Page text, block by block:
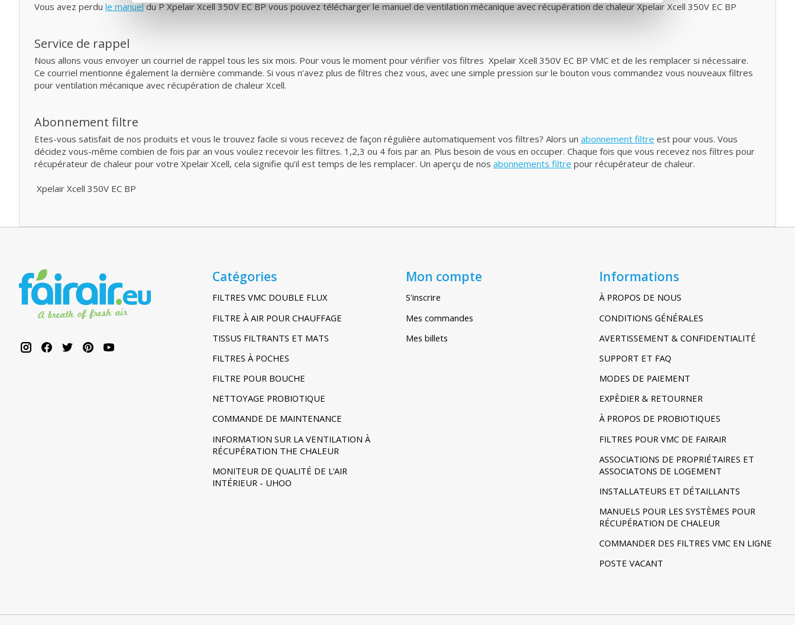
Vous avez perdu le manueldu P Xpelair Xcell 350V EC BP vous pouvez télécharger le manuel de ventilation mécanique avec récupération de chaleur Xpelair Xcell 350V EC BP
Service de rappel
Nous allons vous envoyer un courriel de rappel tous les six mois. Pour vous le moment pour vérifier vos filtres Xpelair Xcell 350V EC BP VMC et de les remplacer si nécessaire.
Ce courriel mentionne également la dernière commande. Si vous n’avez plus de filtres chez vous, avec une simple pression sur le bouton vous commandez vous nouveaux filtres
pour ventilation mécanique avec récupération de chaleur Xcell.
Abonnement filtre
Etes-vous satisfait de nos produits et vous le trouvez facile si vous recevez de façon régulière automatiquement vos filtres? Alors un abonnement filtre est pour vous. Vous
décidez vous-même combien de fois par an vous voulez recevoir les filtres. 1,2,3 ou 4 fois par an. Plus besoin de vous en occuper. Chaque fois que vous recevez nos filtres pour
récupérateur de chaleur pour votre Xpelair Xcell, cela signifie qu’il est temps de les remplacer. Un aperçu de nos abonnements filtre pour récupérateur de chaleur.
Xpelair Xcell 350V EC BP
Catégories
FILTRES VMC DOUBLE FLUX
FILTRE À AIR POUR CHAUFFAGE
TISSUS FILTRANTS ET MATS
FILTRES À POCHES
FILTRE POUR BOUCHE
NETTOYAGE PROBIOTIQUE
COMMANDE DE MAINTENANCE
INFORMATION SUR LA VENTILATION À
RÉCUPÉRATION THE CHALEUR
MONITEUR DE QUALITÉ DE L’AIR
INTÉRIEUR - UHOO
Mon compte
S'inscrire
Mes commandes
Mes billets
Informations
À PROPOS DE NOUS
CONDITIONS GÉNÉRALES
AVERTISSEMENT & CONFIDENTIALITÉ
SUPPORT ET FAQ
MODES DE PAIEMENT
EXPÈDIER & RETOURNER
À PROPOS DE PROBIOTIQUES
FILTRES POUR VMC DE FAIRAIR
ASSOCIATIONS DE PROPRIÉTAIRES ET
ASSOCIATONS DE LOGEMENT
INSTALLATEURS ET DÉTAILLANTS
MANUELS POUR LES SYSTÈMES POUR
RÉCUPÉRATION DE CHALEUR
COMMANDER DES FILTRES VMC EN LIGNE
POSTE VACANT